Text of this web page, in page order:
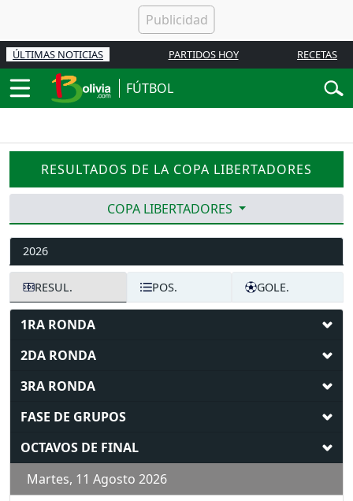
ÚLTIMAS NOTICIAS PARTIDOS HOY RECETAS
FÚTBOL
RESULTADOS DE LA COPA LIBERTADORES
COPA LIBERTADORES
2026
RESUL. POS. GOLE.
1RA RONDA
2DA RONDA
3RA RONDA
FASE DE GRUPOS
OCTAVOS DE FINAL
Martes, 11 Agosto 2026